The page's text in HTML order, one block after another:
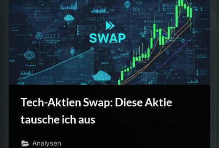
Tech-Aktien Swap: Diese Aktie
tausche ich aus
Analysen